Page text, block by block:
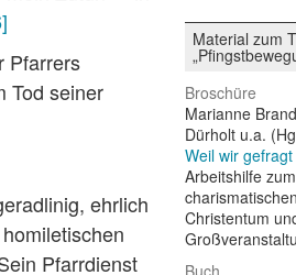
Pfarrers
Tod seiner
ehrlich
Pfarrdienst
Material zum
Broschüre
Marianne
Dürholt u.a.
Weil wir
Arbeitshilfe
charismatischen
Christentum
Buch